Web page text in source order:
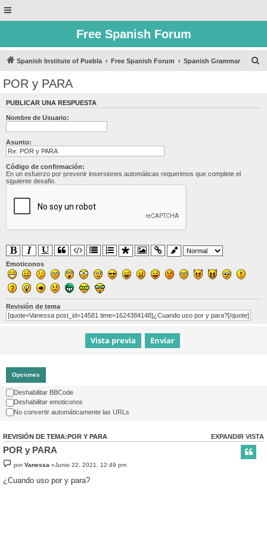
Free Spanish Forum
Spanish Institute of Puebla Free Spanish Forum Spanish Grammar
POR y PARA
PUBLICAR UNA RESPUESTA
Nombre de Usuario:
Asunto:
Código de confirmación:
En un esfuerzo por prevenir insersiones automáticas requerimos que complete el
siguiente desafio.
Emoticonos
Revisión de tema
[quote=Vanessa post_id=14581 time=1624384148]¿Cuando uso por y para?[/quote]
Opciones
Deshabilitar BBCode
Deshabilitar emoticonos
No convertir automáticamente las URLs
EXPANDIR VISTA
REVISIÓN DE TEMA:POR Y PARA
POR y PARA
porVanessa »Junio 22, 2021, 12:49 pm
¿Cuando uso por y para?